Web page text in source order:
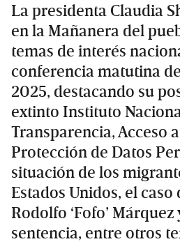
La presidenta Claudia
en la Mañanera del
temas de interés
conferencia matutina
2025, destacando su
extinto Instituto
Transparencia, Acceso
Protección de Datos
situación de los
Estados Unidos, el
Rodolfo ‘Fofo’
sentencia, entre otros